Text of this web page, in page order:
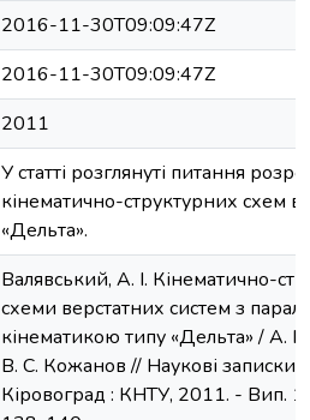
2016-11-30T09:09:47Z
2016-11-30T09:09:47Z
2011
У статті розглянуті питання
кінематично-структурних схем
«Дельта».
Валявський, А. І. Кінематично-
схеми верстатних систем з
кінематикою типу «Дельта» / А. І.
В. С. Кожанов // Наукові записки :
Кіровоград : КНТУ, 2011. - Вип.